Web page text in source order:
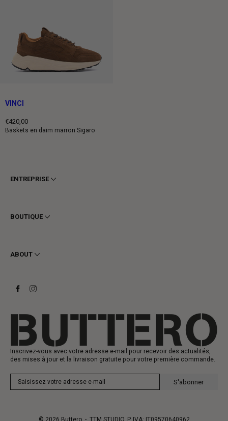
VINCI
€420,00
Prix
Baskets en daim marron Sigaro
ENTREPRISE
Confidentialité
Contact
BOUTIQUE
Femme
Baskets
ABOUT
Heritage
Inscrivez-vous avec votre adresse e-mail pour recevoir des actualités,
des mises à jour et la livraison gratuite pour votre première commande.
S'abonner